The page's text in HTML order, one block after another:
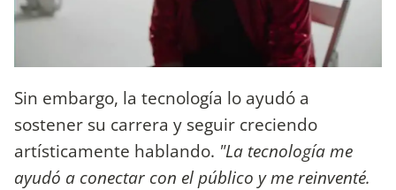
Sin embargo, la tecnología lo ayudó a
sostener su carrera y seguir creciendo
artísticamente hablando. "La tecnología me
ayudó a conectar con el público y me reinventé.